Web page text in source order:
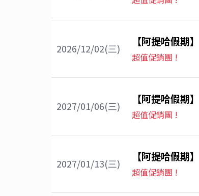
2026/12/02(三) 【阿提哈假期
超值促銷團 !
2027/01/06(三) 【阿提哈假期
超值促銷團 !
2027/01/13(三) 【阿提哈假期
超值促銷團 !